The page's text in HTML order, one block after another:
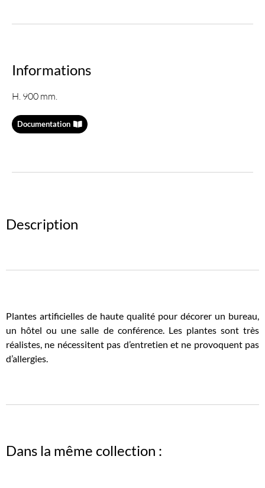
Informations
H. 900 mm.
Documentation
Description
Plantes artificielles de haute qualité pour décorer un bureau,
un hôtel ou une salle de conférence. Les plantes sont très
réalistes, ne nécessitent pas d’entretien et ne provoquent pas
d’allergies.
Dans la même collection :